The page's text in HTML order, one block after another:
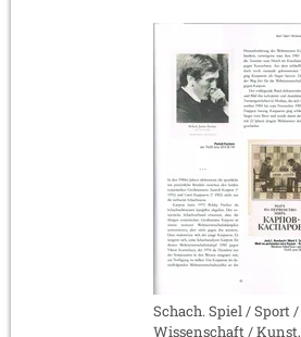
Schach. Spiel / Sport /
Wissenschaft / Kunst,